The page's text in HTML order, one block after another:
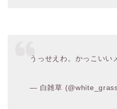
うっせえわ。かっこいい
— 白雑草